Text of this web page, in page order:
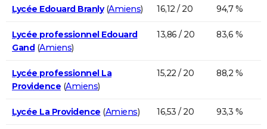
Lycée Edouard Branly(Amiens) 16,12 / 20 94,7 %
Lycée professionnel Edouard
Gand(Amiens)
13,86 / 20 83,6 %
Lycée professionnel La
Providence (Amiens)
15,22 / 20 88,2 %
Lycée La Providence (Amiens) 16,53 / 20 93,3 %